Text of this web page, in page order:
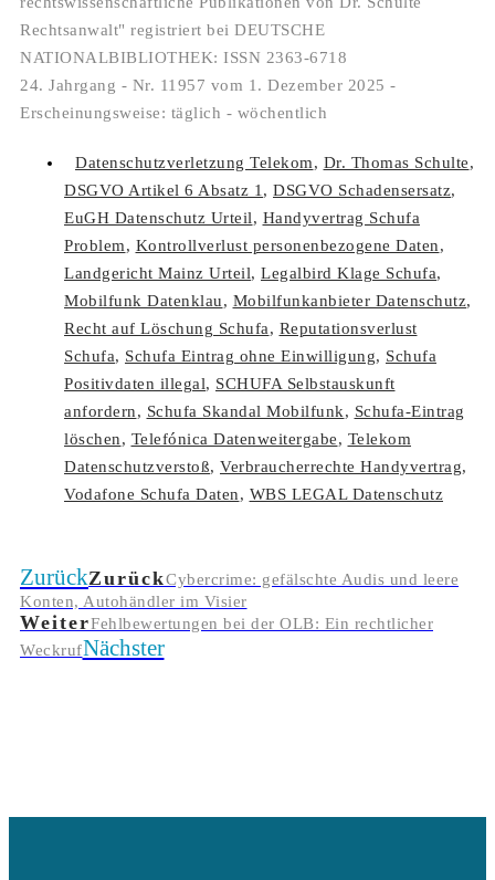
Rechtsanwalt" registriert bei DEUTSCHE
NATIONALBIBLIOTHEK: ISSN 2363-6718
24. Jahrgang - Nr. 11957 vom 1. Dezember 2025 -
Erscheinungsweise: täglich - wöchentlich
Datenschutzverletzung Telekom, Dr. Thomas Schulte,
DSGVO Artikel 6 Absatz 1 , DSGVO Schadensersatz,
EuGH Datenschutz Urteil, Handyvertrag Schufa
Problem, Kontrollverlust personenbezogene Daten,
Landgericht Mainz Urteil, Legalbird Klage Schufa,
Mobilfunk Datenklau, Mobilfunkanbieter Datenschutz,
Recht auf Löschung Schufa, Reputationsverlust
Schufa, Schufa Eintrag ohne Einwilligung, Schufa
Positivdaten illegal, SCHUFA Selbstauskunft
anfordern, Schufa Skandal Mobilfunk, Schufa-Eintrag
löschen, Telefónica Datenweitergabe, Telekom
Datenschutzverstoß, Verbraucherrechte Handyvertrag,
Vodafone Schufa Daten, WBS LEGAL Datenschutz
ZurückZurückCybercrime: gefälschte Audis und leere
Konten, Autohändler im Visier
WeiterFehlbewertungen bei der OLB: Ein rechtlicher
WeckrufNächster